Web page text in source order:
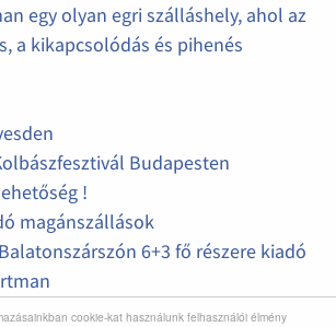
cookie-kat használunk felhasználói élmény
egy olyan egri szálláshely, ahol az
a kikapcsolódás és pihenés
Budapesten
!
magánszállások
6+3 fő részere kiadó
Dubrovnik központjában,150